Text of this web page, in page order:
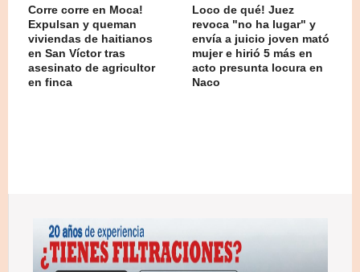
Corre corre en Moca!
Expulsan y queman
viviendas de haitianos
en San Víctor tras
asesinato de agricultor
en finca
Loco de qué! Juez
revoca "no ha lugar" y
envía a juicio joven mató
mujer e hirió 5 más en
acto presunta locura en
Naco